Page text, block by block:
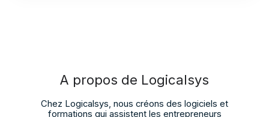
A propos de Logicalsys
Chez Logicalsys, nous créons des logiciels et
formations qui assistent les entrepreneurs